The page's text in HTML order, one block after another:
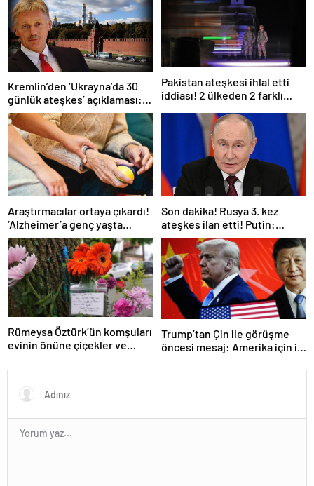
Kremlin’den ‘Ukrayna’da 30
günlük ateşkes’ açıklaması:
Bunu iyice düşünmeliyiz
Pakistan ateşkesi ihlal etti
iddiası! 2 ülkeden 2 farklı
Araştırmacılar ortaya çıkardı!
‘Alzheimer’a genç yaşta
yakalanabilirsiniz’
Son dakika! Rusya 3. kez
ateşkes ilan etti! Putin:
Erdoğan ile görüşme
gerçekleştireceğiz
Rümeysa Öztürk’ün komşuları
evinin önüne çiçekler ve
Trump’tan Çin ile görüşme
öncesi mesaj: Amerika için iyi